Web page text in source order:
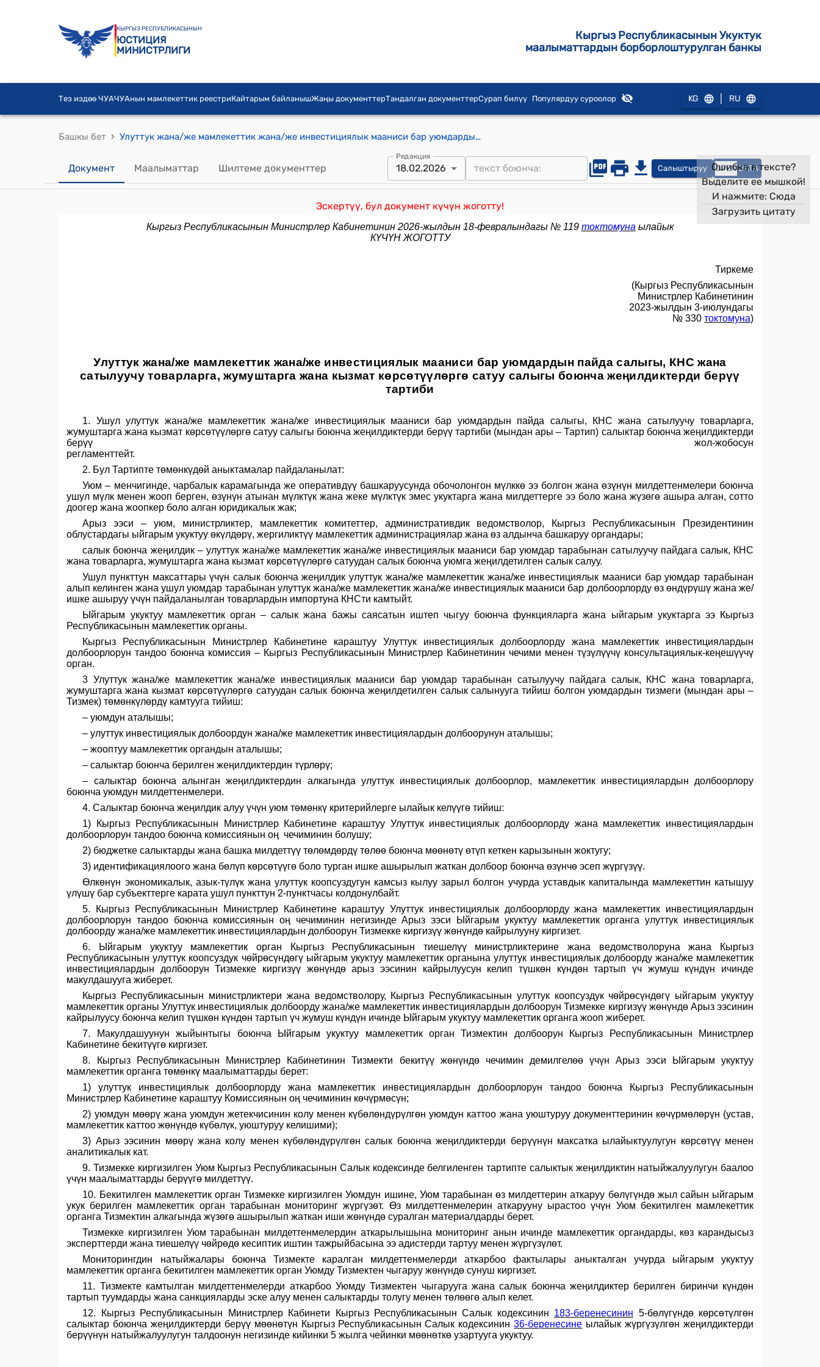
КЫРГЫЗ РЕСПУБЛИКАСЫНЫН
ЮСТИЦИЯ
МИНИСТРЛИГИ
Кыргыз Республикасынын Укуктук
маалыматтардын борборлоштурулган банкы
Тез издөө ЧУАЧУАнын мамлекеттик реестриКайтарым байланышЖаңы документтерТандалган документтерСурап билүү Популярдуу суроолор KG RU
Башкы бет › Улуттук жана/же мамлекеттик жана/же инвестициялык мааниси бар уюмдардын пайда салыгы, КНС жана сатылуучу товарларга, жумуштарга жана кызмат көрсөтүүлөргө сатуу салыгы боюнча жеңилдиктерди берүү тартиби
Документ Маалыматтар Шилтеме документтер
Редакция
18.02.2026 Салыштыруу OPEN DATA
Эскертүү, бул документ күчүн жоготту!
Ошибка в тексте?
Выделите ее мышкой!
И нажмите: Сюда
Загрузить цитату